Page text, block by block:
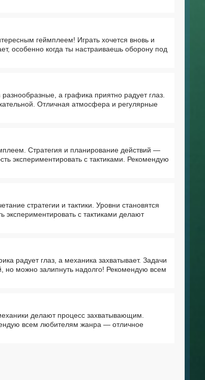
геймплеем! Играть хочется вновь и
особенно когда ты настраиваешь оборону под
а графика приятно радует глаз.
Отличная атмосфера и регулярные
Стратегия и планирование действий —
экспериментировать с тактиками. Рекомендую
стратегии и тактики. Уровни становятся
экспериментировать с тактиками делают
радует глаз, а механика захватывает. Задачи
но можно залипнуть надолго! Рекомендую всем
делают процесс захватывающим.
всем любителям жанра — отличное